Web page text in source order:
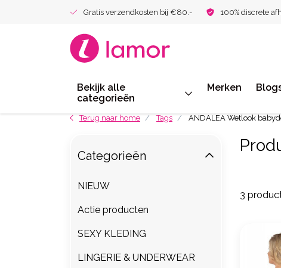
Gratis verzendkosten bij €80.- 100% discrete
Bekijk alle
categorieën
Merken
Terug naar home Tags ANDALEA Wetlook
3
Categorieën
NIEUW
Actie producten
SEXY KLEDING
LINGERIE & UNDERWEAR